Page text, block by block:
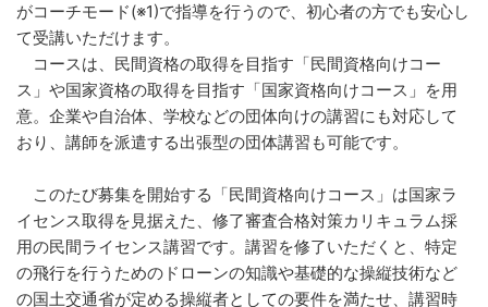
がコーチモード(※1)で指導を行うので、初心者の方でも安心し
て受講いただけます。
コースは、民間資格の取得を目指す「民間資格向けコー
ス」や国家資格の取得を目指す「国家資格向けコース」を用
意。企業や自治体、学校などの団体向けの講習にも対応して
おり、講師を派遣する出張型の団体講習も可能です。
このたび募集を開始する「民間資格向けコース」は国家ラ
イセンス取得を見据えた、修了審査合格対策カリキュラム採
用の民間ライセンス講習です。講習を修了いただくと、特定
の飛行を行うためのドローンの知識や基礎的な操縦技術など
の国土交通省が定める操縦者としての要件を満たせ、講習時